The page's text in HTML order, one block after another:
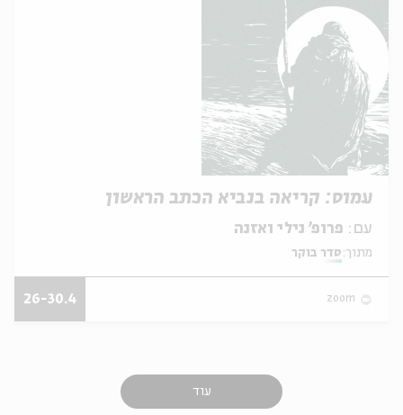
עמוס: קריאה בנביא הכתב הראשון
עם:
מתוך: סדר בוקר
zoom
26-30.4
עוד